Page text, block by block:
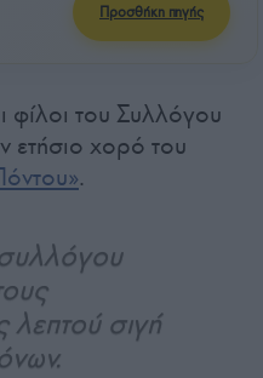
Προσθήκη πηγής
φίλοι του Συλλόγου
χορό του
.
σιγή